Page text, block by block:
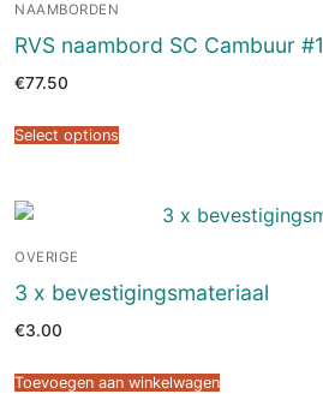
NAAMBORDEN
RVS naambord SC Cambuur #1
€77.50
Select options
OVERIGE
3 x bevestigingsmateriaal
€3.00
Toevoegen aan winkelwagen